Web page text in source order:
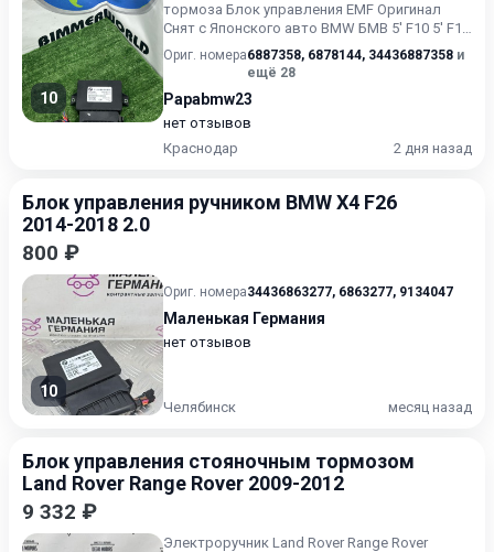
10
тормоза Блок управления EMF Оригинал
Снят с Японского авто BMW БМВ 5' F10 5' F10
LCI 5' F11 5' F11 LCI 5...
Ориг. номера6887358, 6878144, 34436887358 и
ещё 28
Papabmw23
нет отзывов
Краснодар
2 дня назад
Блок управления ручником BMW X4 F26
2014-2018 2.0
800 ₽
10
Ориг. номера34436863277, 6863277, 9134047
Маленькая Германия
нет отзывов
Челябинск месяц назад
Блок управления стояночным тормозом
Land Rover Range Rover 2009-2012
9 332 ₽
Электроручник Land Rover Range Rover